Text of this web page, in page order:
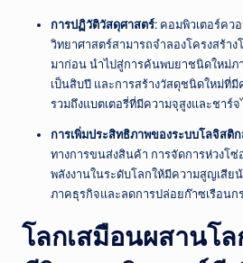
การปฏิวัติวัสดุศาสตร์: คอมพิวเตอร์คว
วิทยาศาสตร์สามารถจำลองโครงสร้าง
มาก่อน นำไปสู่การค้นพบยาชนิดใหม่ภ
เป็นสิบปี และการสร้างวัสดุชนิดใหม่ที่มี
รวมถึงแบตเตอรี่ที่มีความจุสูงและชาร์จ
การเพิ่มประสิทธิภาพของระบบโลจิสติ
ทางการขนส่งสินค้า การจัดการห่วงโ
พลังงานในระดับโลกให้มีความสูญเสี
ภาคธุรกิจและลดการปล่อยก๊าซเรือนก
โลกเสมือนผสานโ